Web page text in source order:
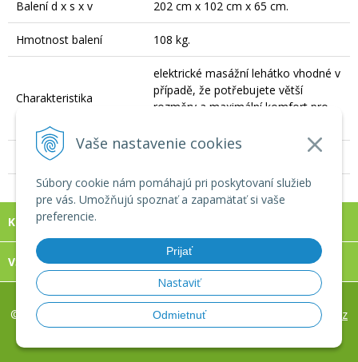
Vaše nastavenie cookies
Súbory cookie nám pomáhajú pri poskytovaní služieb
pre vás. Umožňujú spoznať a zapamätať si vaše
preferencie.
Prijať
Nastaviť
Odmietnuť
Balení d x s x v 202 cm x 102 cm x 65 cm.
Hmotnost balení 108 kg.
Charakteristika
elektrické masážní lehátko vhodné v
případě, že potřebujete větší
rozměry a maximální komfort pro
Počet kusů v balení
KONTAKT
VŠECHNO O NÁKUPE
© 2026 REVIXA, s.r.o. www.eshop-masaze.cz •
tvorba eshopu cez
UNIobchod,webhostingspoločnostiWEBYGROUP